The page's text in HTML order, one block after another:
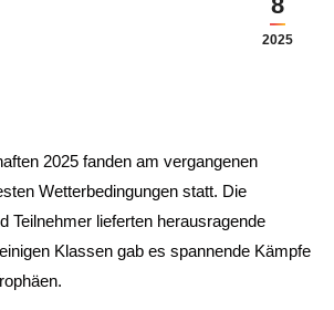
2025
2025 fanden am vergangenen
Wetterbedingungen statt. Die
Teilnehmer lieferten herausragende
Klassen gab es spannende Kämpfe